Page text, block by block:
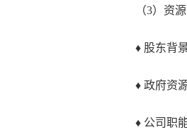
（3）资源
♦ 股东背景
♦ 政府资源
♦ 公司职能